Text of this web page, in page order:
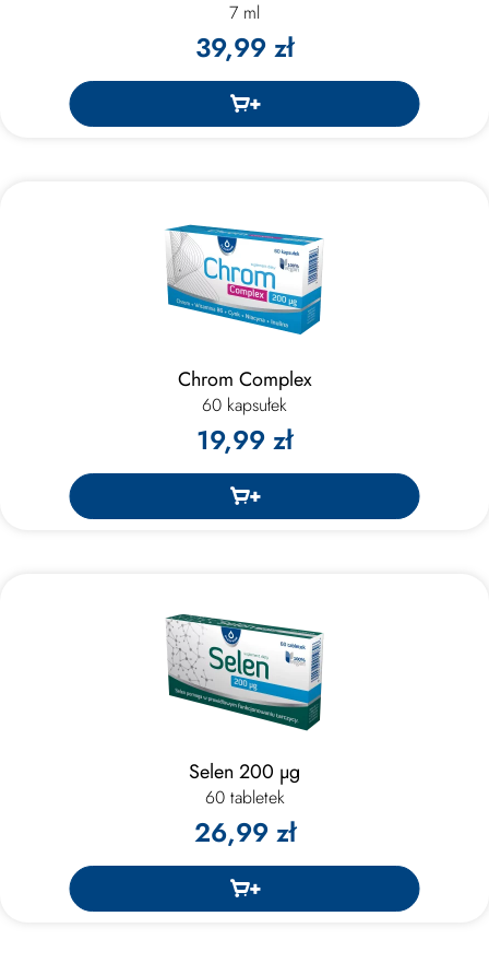
7 ml
39,99 zł
Chrom Complex
60 kapsułek
19,99 zł
Selen 200 µg
60 tabletek
26,99 zł